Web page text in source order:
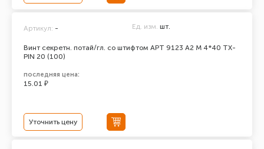
Винт секретн. потай/гл. со штифтом АРТ 9123 А2 M 4*40 TX-
PIN 20 (100)
Артикул: - Ед. изм. шт.
последняя цена:
15.01 ₽
Уточнить цену